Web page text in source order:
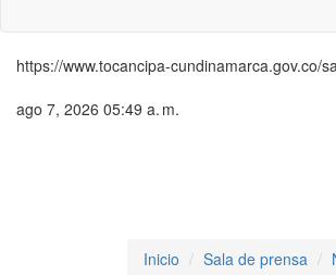
https://www.tocancipa-cundinamarca.gov.co/
ago 7, 2026 05:49 a. m.
Inicio
Sala de prensa